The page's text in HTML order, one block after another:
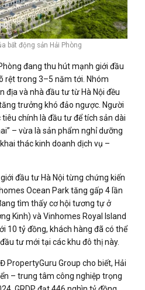
bất động sản Hải Phòng
đang thu hút mạnh giới đầu
rệt trong 3–5 năm tới. Nhóm
địa và nhà đầu tư từ Hà Nội đều
trưởng khó đảo ngược. Người
chính là đầu tư để tích sản dài
– vừa là sản phẩm nghỉ dưỡng
thác kinh doanh dịch vụ –
đầu tư Hà Nội từng chứng kiến
Ocean Park tăng gấp 4 lần
tìm thấy cơ hội tương tự ở
Kinh) và Vinhomes Royal Island
10 tỷ đồng, khách hàng đã có thể
tư mới tại các khu đô thị này.
PropertyGuru Group cho biết, Hải
– trung tâm công nghiệp trọng